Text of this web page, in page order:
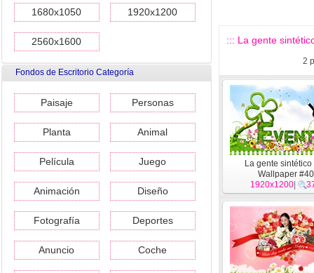
1680x1050 1920x1200
2560x1600
Fondos de Escritorio Categoría
Paisaje Personas
Planta Animal
Película Juego
Animación Diseño
Fotografía Deportes
Anuncio Coche
::: La gente
2
La gente
Wallpaper #40
1920x1200